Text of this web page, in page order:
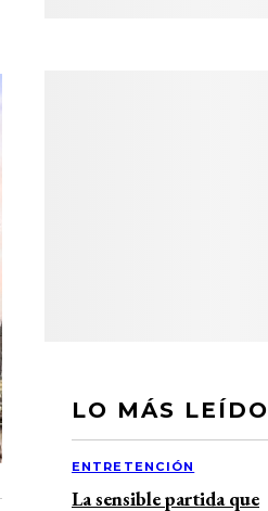
LO MÁS LEÍDO
ENTRETENCIÓN
La sensible partida que